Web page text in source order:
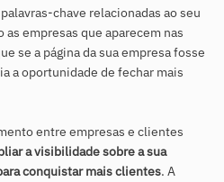
chave relacionadas ao seu
as empresas que aparecem nas
se a página da sua empresa fosse
a oportunidade de fechar mais
entre empresas e clientes
a visibilidade sobre a sua
conquistar mais clientes. A